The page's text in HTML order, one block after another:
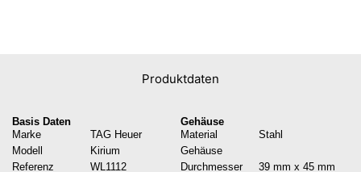
Produktdaten
Basis Daten
Marke
TAG Heuer
Modell
Kirium
Referenz
WL1112
Gehäuse
Material
Gehäuse
Stahl
Durchmesser
39 mm x 45 mm